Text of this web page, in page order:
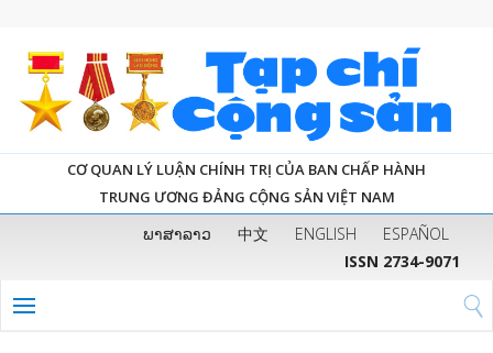
CƠ QUAN LÝ LUẬN CHÍNH TRỊ CỦA BAN CHẤP HÀNH
TRUNG ƯƠNG ĐẢNG CỘNG SẢN VIỆT NAM
ພາສາລາວ 中文 ENGLISH
ESPAÑOL
ISSN 2734-9071